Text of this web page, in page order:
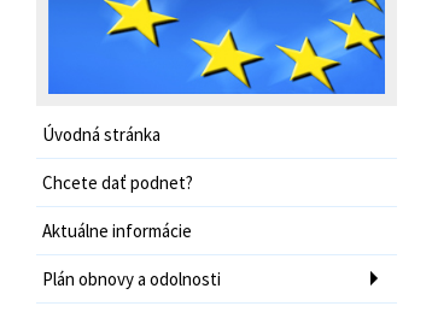
Úvodná stránka
Chcete dať podnet?
Aktuálne informácie
Plán obnovy a odolnosti